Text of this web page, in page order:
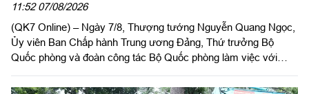
giai đoạn 2026 – 2030, tổ chức, cơ cấu
lại doanh nghiệp
11:52 07/08/2026
(QK7 Online) – Ngày 7/8, Thượng tướng Nguyễn Quang Ngọc,
Ủy viên Ban Chấp hành Trung ương Đảng, Thứ trưởng Bộ
Quốc phòng và đoàn công tác Bộ Quốc phòng làm việc với
chức cơ cấu lại doanh nghiệp. Thiếu tướng Đặng Văn Lẫm, Ủy